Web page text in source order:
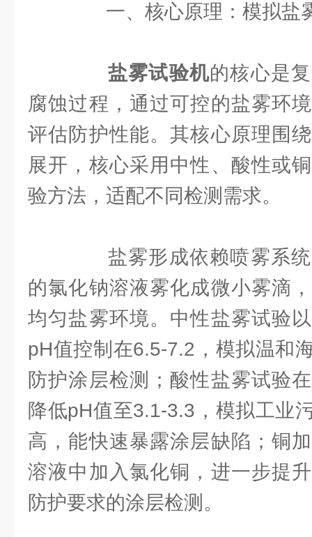
一、核心原理：模拟盐
盐雾试验机的核心是
腐蚀过程，通过可控的盐雾环
评估防护性能。其核心原理围
展开，核心采用中性、酸性或
验方法，适配不同检测需求。
盐雾形成依赖喷雾系统
的氯化钠溶液雾化成微小雾滴
均匀盐雾环境。中性盐雾试验
pH值控制在6.5-7.2，模拟温和
防护涂层检测；酸性盐雾试验
降低pH值至3.1-3.3，模拟工业
高，能快速暴露涂层缺陷；铜
溶液中加入氯化铜，进一步提
防护要求的涂层检测。